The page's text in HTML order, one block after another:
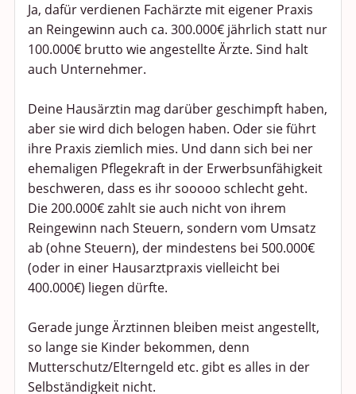
Ja, dafür verdienen Fachärzte mit eigener Praxis
an Reingewinn auch ca. 300.000€ jährlich statt nur
100.000€ brutto wie angestellte Ärzte. Sind halt
auch Unternehmer.
Deine Hausärztin mag darüber geschimpft haben,
aber sie wird dich belogen haben. Oder sie führt
ihre Praxis ziemlich mies. Und dann sich bei ner
ehemaligen Pflegekraft in der Erwerbsunfähigkeit
beschweren, dass es ihr sooooo schlecht geht.
Die 200.000€ zahlt sie auch nicht von ihrem
Reingewinn nach Steuern, sondern vom Umsatz
ab (ohne Steuern), der mindestens bei 500.000€
(oder in einer Hausarztpraxis vielleicht bei
400.000€) liegen dürfte.
Gerade junge Ärztinnen bleiben meist angestellt,
so lange sie Kinder bekommen, denn
Mutterschutz/Elterngeld etc. gibt es alles in der
Selbständigkeit nicht.